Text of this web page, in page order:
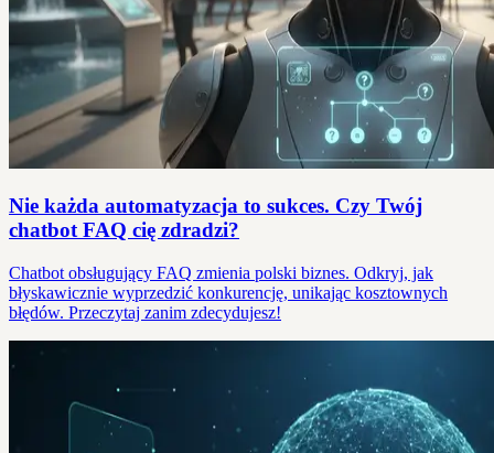
Nie każda automatyzacja to sukces. Czy Twój
chatbot FAQ cię zdradzi?
Chatbot obsługujący FAQ zmienia polski biznes. Odkryj, jak
błyskawicznie wyprzedzić konkurencję, unikając kosztownych
błędów. Przeczytaj zanim zdecydujesz!